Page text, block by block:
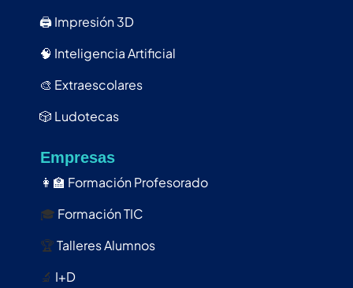
🖨️Impresión 3D
🧠 Inteligencia Artificial
🎨 Extraescolares
🎲 Ludotecas
Empresas
👩‍🏫 Formación Profesorado
🎓 Formación TIC
🏆Talleres Alumnos
🔬 I+D